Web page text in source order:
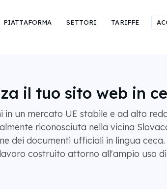
PIATTAFORMA SETTORI TARIFFE
il tuo sito web in
in un mercato UE stabile e ad alto
riconosciuta nella vicina
dei documenti ufficiali in lingua
costruito attorno all'ampio uso